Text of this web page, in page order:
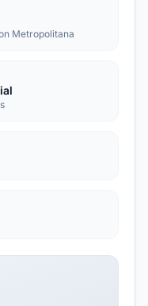
Metropolitana